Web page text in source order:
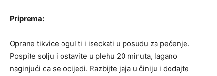
Priprema:
Oprane tikvice oguliti i iseckati u posudu za pečenje.
Pospite solju i ostavite u plehu 20 minuta, lagano
naginjući da se ocijedi. Razbijte jaja u činiju i dodajte